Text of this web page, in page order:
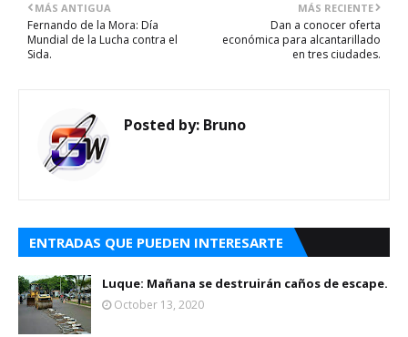
MÁS RECIENTE
Dan a conocer oferta
económica para alcantarillado
en tres ciudades.
MÁS ANTIGUA
Fernando de la Mora: Día
Mundial de la Lucha contra el
Sida.
Posted by: Bruno
ENTRADAS QUE PUEDEN INTERESARTE
Luque: Mañana se destruirán caños de escape.
October 13, 2020